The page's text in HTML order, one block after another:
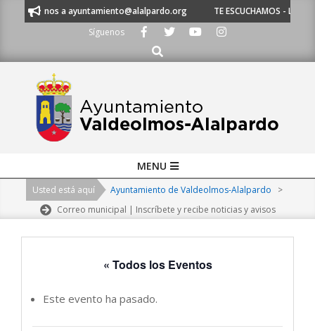
o escríbenos a ayuntamiento@alalpardo.org
TE ESCUCHAMOS -
Síguenos
Buscar
Navigation
MENU
Usted está aquí Ayuntamiento de Valdeolmos-Alalpardo
>
Correo municipal | Inscríbete y recibe noticias y avisos
« Todos los Eventos
Este evento ha pasado.